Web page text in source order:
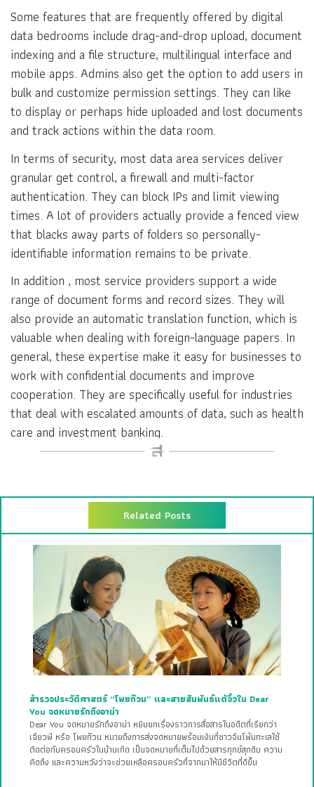
Some features that are frequently offered by digital
data bedrooms include drag-and-drop upload, document
indexing and a file structure, multilingual interface and
mobile apps. Admins also get the option to add users in
bulk and customize permission settings. They can like
to display or perhaps hide uploaded and lost documents
and track actions within the data room.
In terms of security, most data area services deliver
granular get control, a firewall and multi-factor
authentication. They can block IPs and limit viewing
times. A lot of providers actually provide a fenced view
that blacks away parts of folders so personally-
identifiable information remains to be private.
In addition , most service providers support a wide
range of document forms and record sizes. They will
also provide an automatic translation function, which is
valuable when dealing with foreign-language papers. In
general, these expertise make it easy for businesses to
work with confidential documents and improve
cooperation. They are specifically useful for industries
that deal with escalated amounts of data, such as health
care and investment banking.
Related Posts
สำรวจประวัติศาสตร์ “โพยก๊วน” และสายสัมพันธ์แต้จิ๋วใน Dear
You จดหมายรักถึงอาม่า
Dear You จดหมายรักถึงอาม่า หยิบยกเรื่องราวการสื่อสารในอดีตที่เรียกว่า
เฉียวพี หรือ โพยก๊วน หมายถึงการส่งจดหมายพร้อมเงินที่ชาวจีนโพ้นทะเลใช้
ติดต่อกับครอบครัวในบ้านเกิด เป็นจดหมายที่เต็มไปด้วยสารทุกข์สุกดิบ ความ
คิดถึง และความหวังว่าจะช่วยเหลือครอบครัวที่จากมาให้มีชีวิตที่ดีขึ้น